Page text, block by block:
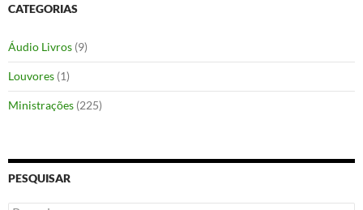
CATEGORIAS
Áudio Livros (9)
Louvores (1)
Ministrações (225)
PESQUISAR